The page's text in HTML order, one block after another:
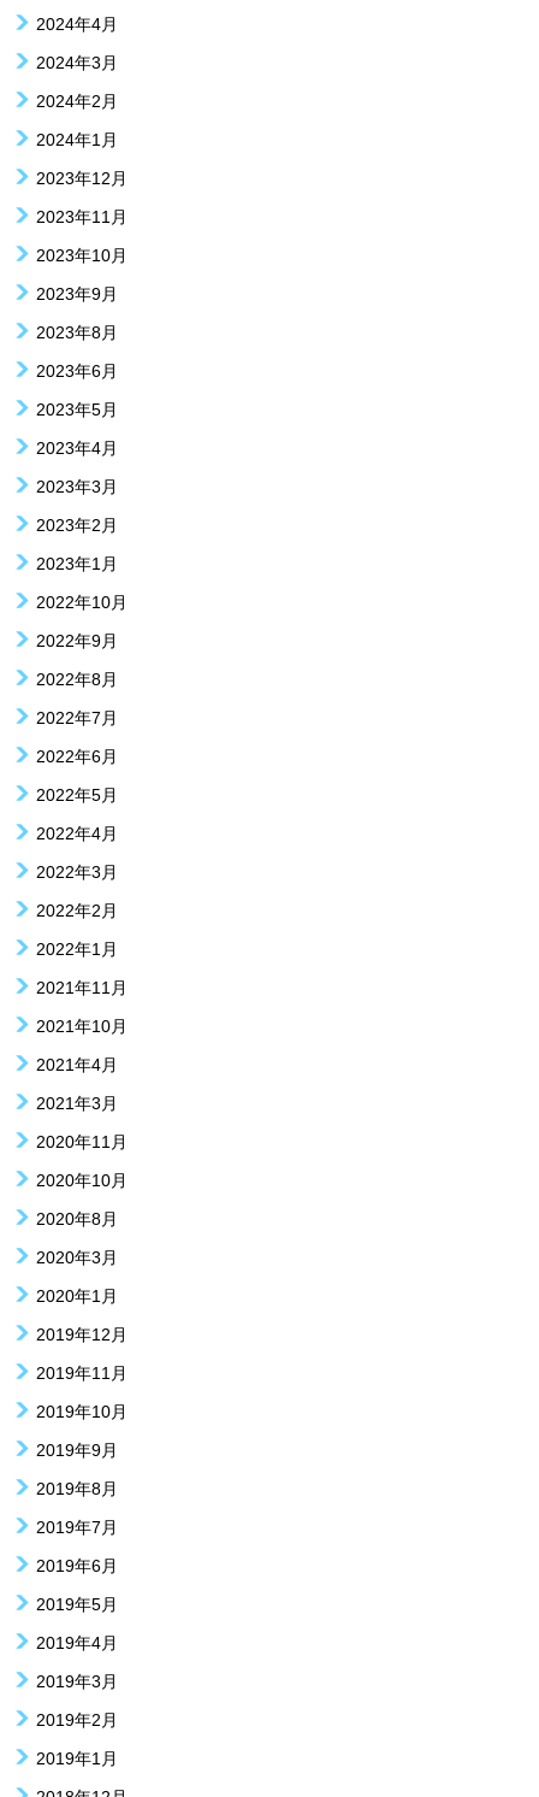
2024年4月
2024年3月
2024年2月
2024年1月
2023年12月
2023年11月
2023年10月
2023年9月
2023年8月
2023年6月
2023年5月
2023年4月
2023年3月
2023年2月
2023年1月
2022年10月
2022年9月
2022年8月
2022年7月
2022年6月
2022年5月
2022年4月
2022年3月
2022年2月
2022年1月
2021年11月
2021年10月
2021年4月
2021年3月
2020年11月
2020年10月
2020年8月
2020年3月
2020年1月
2019年12月
2019年11月
2019年10月
2019年9月
2019年8月
2019年7月
2019年6月
2019年5月
2019年4月
2019年3月
2019年2月
2019年1月